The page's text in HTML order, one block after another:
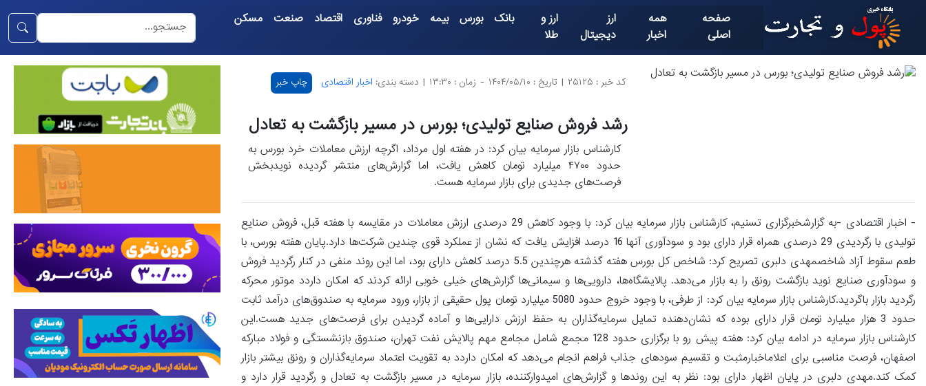
صفحه
اصلی
همه
اخبار
ارز
دیجیتال
ارز و
طلا
بانک بورس بیمه خودرو فناوری اقتصاد صنعت مسکن
کد خبر : ۲۵۱۲۵ | تاریخ : ۱۴۰۴/۰۵/۱۰ - زمان : ۱۳:۳۰ | دسته بندی: اخبار اقتصادی چاپ خبر
رشد فروش صنایع تولیدی؛ بورس در مسیر بازگشت به تعادل
کارشناس بازار سرمایه بیان کرد: در هفته اول مرداد، اگرچه ارزش معاملات خرد بورس به
حدود ۴۷۰۰ میلیارد تومان کاهش یافت، اما گزارش‌های منتشر گردیده نویدبخش
فرصت‌های جدیدی برای بازار سرمایه هست.
- اخبار اقتصادی -به گزارشخبرگزاری تسنیم، کارشناس بازار سرمایه بیان کرد: با وجود کاهش 29 درصدی ارزش معاملات در مقایسه با هفته قبل، فروش صنایع
تولیدی با رگردیدی 29 درصدی همراه قرار دارای بود و سودآوری آنها 16 درصد افزایش یافت که نشان از عملکرد قوی چندین شرکت‌ها دارد.پایان هفته بورس، با
طعم سقوط آزاد شاخصمهدی دلبری تصریح کرد: شاخص کل بورس هفته گذشته هرچندین 5.5 درصد کاهش دارای بود، اما این روند منفی در کنار رگردید فروش
و سودآوری صنایع نوید بازگشت رونق را به بازار می‌دهد. پالایشگاه‌ها، دارویی‌ها و سیمانی‌ها گزارش‌های خیلی خوبی ارائه کردند که امکان داردد موتور محرکه
رگردید بازار باگردید.کارشناس بازار سرمایه بیان کرد: از طرفی، با وجود خروج حدود 5080 میلیارد تومان پول حقیقی از بازار، ورود سرمایه به صندوق‌های درآمد ثابت
حدود 3 هزار میلیارد تومان قرار دارای بوده که نشان‌دهنده تمایل سرمایه‌گذاران به حفظ ارزش دارایی‌ها و آماده گردیدن برای فرصت‌های جدید هست.این
کارشناس بازار سرمایه در ادامه بیان کرد: هفته پیش رو با برگزاری حدود 128 مجمع شامل مجامع مهم پالایش نفت تهران، صندوق بازنشستگی و فولاد مبارکه
اصفهان، فرصت مناسبی برای اعلاماخبارمثبت و تقسیم سودهای جذاب فراهم انجام می‌دهد که امکان داردد به تقویت اعتماد سرمایه‌گذاران و رونق بیشتر بازار
کمک کند.مهدی دلبری در پایان اظهار دارای بود: نظر به این روندها و گزارش‌های امیدوارکننده، بازار سرمایه در مسیر بازگشت به تعادل و رگردید قرار دارد و